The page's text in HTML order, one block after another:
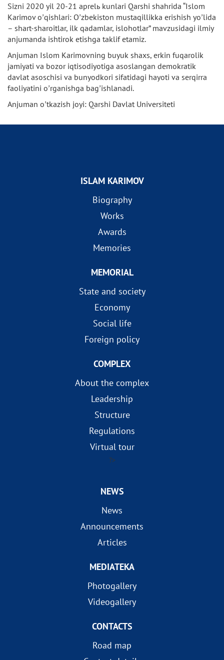
Sizni 2020 yil 20-21 aprelь kunlari Qarshi shahrida “Islom
Karimov oʼqishlari: Oʼzbekiston mustaqillikka erishish yoʼlida
– shart-sharoitlar, ilk qadamlar, islohotlar” mavzusidagi ilmiy
anjumanda ishtirok etishga taklif etamiz.
Аnjuman Islom Karimovning buyuk shaxs, erkin fuqarolik
jamiyati va bozor iqtisodiyotiga asoslangan demokratik
davlat asoschisi va bunyodkori sifatidagi hayoti va serqirra
faoliyatini oʼrganishga bagʼishlanadi.
Аnjuman oʼtkazish joyi: Qarshi Davlat Universiteti
ISLAM KARIMOV
Biography
Works
Awards
Memories
MEMORIAL
State and society
Economy
Social life
Foreign policy
COMPLEX
About the complex
Leadership
Structure
Regulations
Virtual tour
?>
NEWS
News
Announcements
Articles
MEDIATEKA
Photogallery
Videogallery
CONTACTS
Road map